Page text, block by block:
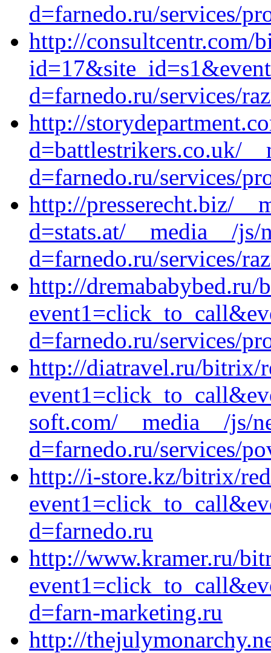
d=farnedo.ru/services/
http://consultcentr.com/
d=farnedo.ru/services/
http://
d=battlestrikers.co.uk/
d=farnedo.ru/services/
http://presserecht.biz/
d=stats.at/__media__/js/
d=farnedo.ru/services/
http://dremababybed.ru/
d=farnedo.ru/services/
http://diatravel.ru/bitrix/
soft.com/__media__/js/
d=farnedo.ru/services/
http://i-store.kz/bitrix/
d=farnedo.ru
http://www.kramer.ru/
d=farn-marketing.ru
http://